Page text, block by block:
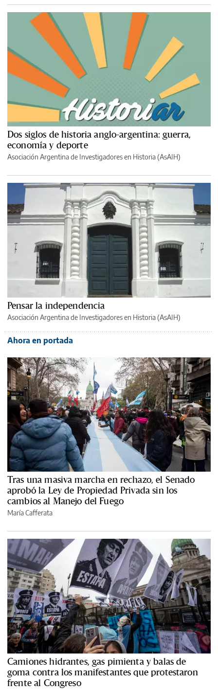
Dos siglos de historia anglo-argentina: guerra,
economía y deporte
Asociación Argentina de Investigadores en Historia (AsAIH)
Pensar la independencia
Asociación Argentina de Investigadores en Historia (AsAIH)
Ahora en portada
Tras una masiva marcha en rechazo, el Senado
aprobó la Ley de Propiedad Privada sin los
cambios al Manejo del Fuego
María Cafferata
Camiones hidrantes, gas pimienta y balas de
goma contra los manifestantes que protestaron
frente al Congreso